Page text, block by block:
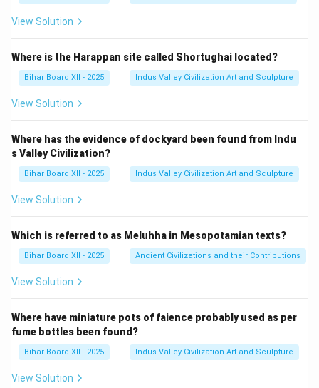
View Solution
Where is the Harappan site called Shortughai located?
Bihar Board XII - 2025 Indus Valley Civilization Art and Sculpture
View Solution
Where has the evidence of dockyard been found from Indu
s Valley Civilization?
Bihar Board XII - 2025 Indus Valley Civilization Art and Sculpture
View Solution
Which is referred to as Meluhha in Mesopotamian texts?
Bihar Board XII - 2025 Ancient Civilizations and their Contributions
View Solution
Where have miniature pots of faience probably used as per
fume bottles been found?
Bihar Board XII - 2025 Indus Valley Civilization Art and Sculpture
View Solution